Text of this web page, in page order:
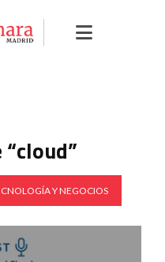
Y NEGOCIOS